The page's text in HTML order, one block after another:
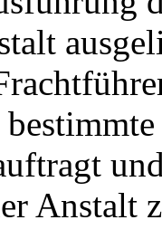
Anstalt